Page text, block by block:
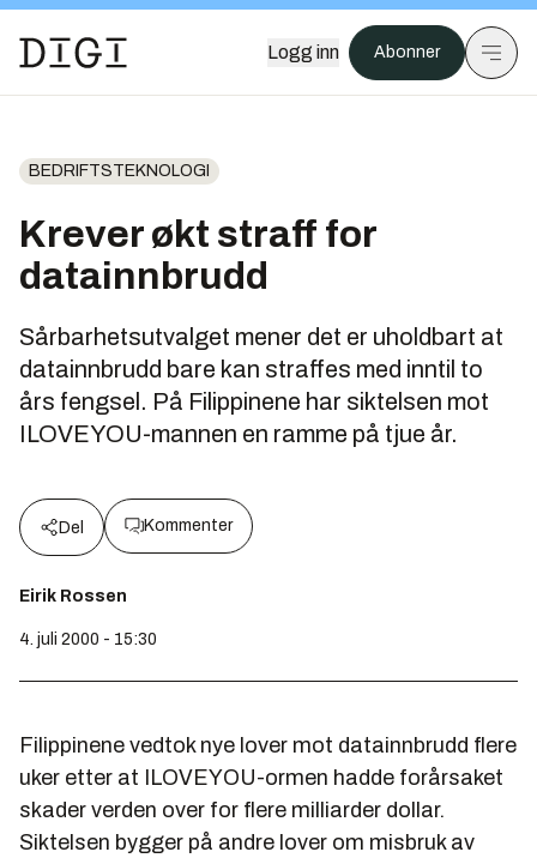
Logg inn Abonner
BEDRIFTSTEKNOLOGI
Krever økt straff for
datainnbrudd
Sårbarhetsutvalget mener det er uholdbart at
datainnbrudd bare kan straffes med inntil to
års fengsel. På Filippinene har siktelsen mot
ILOVEYOU-mannen en ramme på tjue år.
Del Kommenter
Eirik Rossen
4. juli 2000 - 15:30
Filippinene vedtok nye lover mot datainnbrudd flere
uker etter at ILOVEYOU-ormen hadde forårsaket
skader verden over for flere milliarder dollar.
Siktelsen bygger på andre lover om misbruk av